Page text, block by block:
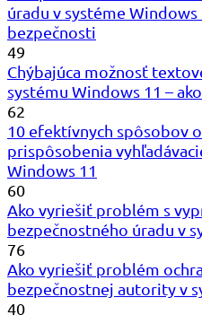
úradu v systéme Windows
bezpečnosti
49
Chýbajúca možnosť
systému Windows 11 –
62
10 efektívnych spôsobov
prispôsobenia
Windows 11
60
Ako vyriešiť problém s
bezpečnostného úradu v
76
Ako vyriešiť problém
bezpečnostnej autority v
40